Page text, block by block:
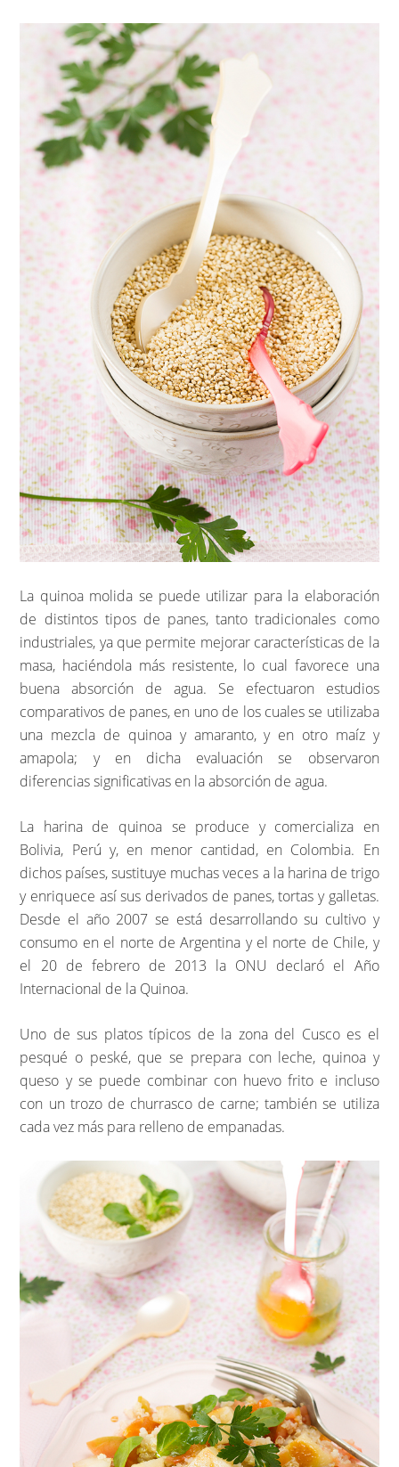
La quinoa molida se puede utilizar para la elaboración
de distintos tipos de panes, tanto tradicionales como
industriales, ya que permite mejorar características de la
masa, haciéndola más resistente, lo cual favorece una
buena absorción de agua. Se efectuaron estudios
comparativos de panes, en uno de los cuales se utilizaba
una mezcla de quinoa y amaranto, y en otro maíz y
amapola; y en dicha evaluación se observaron
diferencias significativas en la absorción de agua.
La harina de quinoa se produce y comercializa en
Bolivia, Perú y, en menor cantidad, en Colombia. En
dichos países, sustituye muchas veces a la harina de trigo
y enriquece así sus derivados de panes, tortas y galletas.
Desde el año 2007 se está desarrollando su cultivo y
consumo en el norte de Argentina y el norte de Chile, y
el 20 de febrero de 2013 la ONU declaró el Año
Internacional de la Quinoa.
Uno de sus platos típicos de la zona del Cusco es el
pesqué o peské, que se prepara con leche, quinoa y
queso y se puede combinar con huevo frito e incluso
con un trozo de churrasco de carne; también se utiliza
cada vez más para relleno de empanadas.